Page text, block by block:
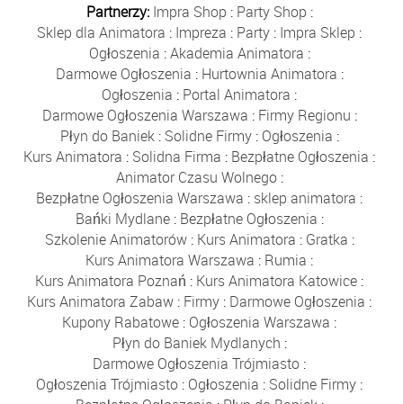
Partnerzy: Impra Shop : Party Shop :
Sklep dla Animatora : Impreza : Party : Impra Sklep :
Ogłoszenia :Akademia Animatora :
Darmowe Ogłoszenia : Hurtownia Animatora :
Ogłoszenia : Portal Animatora :
Darmowe Ogłoszenia Warszawa : Firmy Regionu :
Płyn do Baniek: Solidne Firmy: Ogłoszenia :
Kurs Animatora : Solidna Firma : Bezpłatne Ogłoszenia :
Animator Czasu Wolnego:
Bezpłatne Ogłoszenia Warszawa : sklep animatora :
Bańki Mydlane: Bezpłatne Ogłoszenia :
Szkolenie Animatorów: Kurs Animatora : Gratka :
Kurs Animatora Warszawa : Rumia :
Kurs Animatora Poznań : Kurs Animatora Katowice :
Kurs Animatora Zabaw : Firmy : Darmowe Ogłoszenia :
Kupony Rabatowe : Ogłoszenia Warszawa :
Płyn do Baniek Mydlanych :
Darmowe Ogłoszenia Trójmiasto :
Ogłoszenia Trójmiasto : Ogłoszenia : Solidne Firmy :